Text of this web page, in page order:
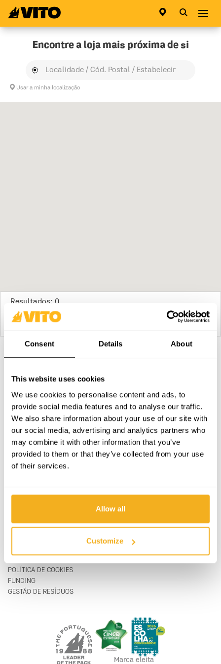
Consent Details About
This website uses cookies
We use cookies to personalise content and ads, to
provide social media features and to analyse our traffic.
We also share information about your use of our site with
our social media, advertising and analytics partners who
may combine it with other information that you’ve
provided to them or that they’ve collected from your use
of their services.
Allow all
Customize
Ir para a página inicial
Encontre a loja mais próxima de si
Usar a minha localização
Resultados: 0
PRODUTOS
APOIO & SERVIÇO
SOBRE
ONDE COMPRAR
FAQ
CONTACTOS
FORMULÁRIO DE CONTACTO
POLÍTICA DE COOKIES
FUNDING
GESTÃO DE RESÍDUOS
Torna-te mais BRAVO, todos os dias. Recebe todas as
novidades, promoções e campanhas da VITO.
SUBSCREVER
Marca eleita